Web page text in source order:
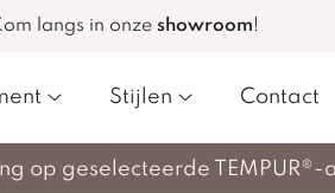
langs in onze showroom!
Stijlen Contact
op geselecteerde TEMPUR®-